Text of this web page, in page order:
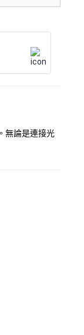
無論是連接光